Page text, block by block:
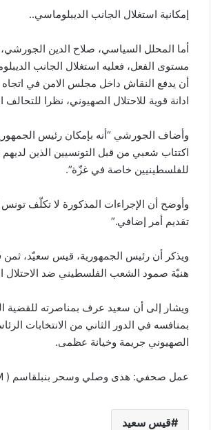
إمكانية استغلال الجانب الديبلوماسي..
أما المحلل السياسي، صلاح الدين الجورشي،
مستوى الفعل، فعليه استغلال الجانب
أن يدفع النقاش داخل مجلس الامن في
ادانة قوية للاحتلال الصهيوني، نظرا
وأضاف الجورشي “أنه بإمكان رئيس
اكتتاب شعبي من قبل التونسيين الذين
للفلسطينيين خاصة في غزّة”.
وأوضح أن الإجراءات المذكورة لا تكلّف
تقديم أمر إضافي.”
ويذكر أن رئيس الجمهورية، قيس سعيّد،
هنيّة صمود الشعب الفلسطيني ضد الاحتلال
ويشار إلى أن سعيد عرف بمناصرته للقضية
الصهيوني جريمة وخيانة عظمى.
عمل صحفي: هدى وصلي وسحر بنبلقاسم ( DIWANFM)
قيس سعيد